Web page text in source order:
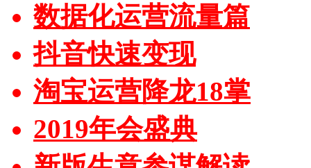
数据化运营流量篇
抖音快速变现
淘宝运营降龙18掌
2019年会盛典